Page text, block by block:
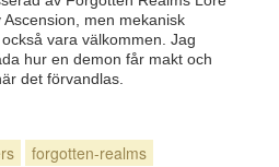
men mekanisk
vara välkommen. Jag
hur en demon får makt och
det förvandlas.
forgotten-realms